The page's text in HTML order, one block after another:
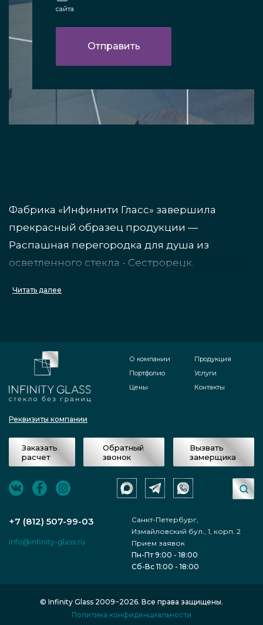
сайта
Читать далее
Фабрика «Инфинити Гласс» завершила
прекрасный образец продукции —
Распашная перегородка для душа из
осветленного стекла - Сестрорецк.
сперва прикинуты промежуточные
свойства и расценка продукта;
после отправки замерщика
предприятия «Инфинити Гласс»
подписано соглашение, как итог цена
финальной и с тех пор не менялась;
сотрудниками начато изготовление
продукта Распашная перегородка для
душа из осветленного стекла -
в конце концов, товар довезён в
Реквизиты компании
О компании
Портфолио
Цены
Продукция
Услуги
Контакты
Заказать
расчет
Обратный
звонок
Вызвать
замерщика
+7 (812) 507-99-03
Санкт-Петербург,
Измайловский бул., 1, корп. 2
info@infinity-glass.ru
Прием заявок
Пн-Пт 9:00 - 18:00
Сб-Вс 11:00 - 18:00
© Infinity Glass 2009−2026. Все права защищены.
Политика конфиденциальности